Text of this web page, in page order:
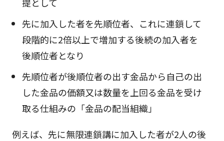
先に加入した者を先順位者、これに連鎖して
段階的に2倍以上で増加する後続の加入者を
後順位者となり
先順位者が後順位者の出す金品から自己の出
した金品の価額又は数量を上回る金品を受け
取る仕組みの「金品の配当組織」
例えば、先に無限連鎖講に加入した者が2人の後